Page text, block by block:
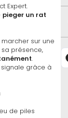
mes
favoris
comparateur
Expert.
pieger un rat
sur une
présence,
.
grâce à
de piles